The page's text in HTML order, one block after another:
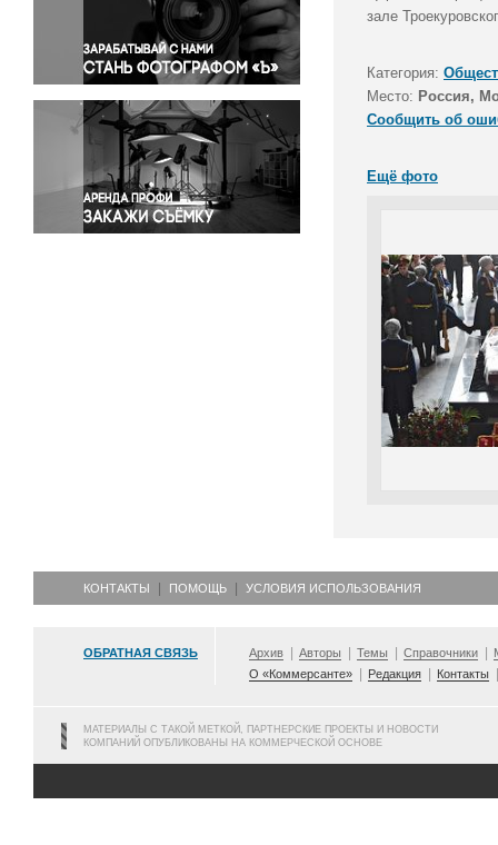
Правосудие
Происшествия и конфликты
Религия
Светская жизнь
Спорт
Экология
Экономика и бизнес
зале
Категория:
Место: Россия,
Сообщить об
Ещё фото
КОНТАКТЫ ПОМОЩЬ УСЛОВИЯ ИСПОЛЬЗОВАНИЯ
ОБРАТНАЯ СВЯЗЬ Архив Авторы Темы Справочники
О «Коммерсанте»
Редакция Контакты
МАТЕРИАЛЫ С ТАКОЙ МЕТКОЙ, ПАРТНЕРСКИЕ ПРОЕКТЫ И НОВОСТИ
КОМПАНИЙ ОПУБЛИКОВАНЫ НА КОММЕРЧЕСКОЙ ОСНОВЕ